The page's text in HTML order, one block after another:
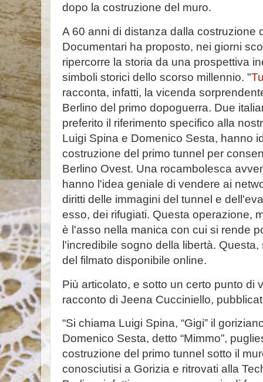
dopo la costruzione del muro.
A 60 anni di distanza dalla costruzione
Documentari ha proposto, nei giorni
ripercorre la storia da una prospettiva
simboli storici dello scorso millennio. "
racconta, infatti, la vicenda
Berlino del primo dopoguerra. Due
preferito il riferimento specifico alla
Luigi Spina e Domenico Sesta, hanno
costruzione del primo tunnel per
Berlino Ovest. Una rocambolesca
hanno l'idea geniale di vendere ai
diritti delle immagini del tunnel e
esso, dei rifugiati. Questa operazione,
è l'asso nella manica con cui si rende
l'incredibile sogno della libertà.
del filmato disponibile online.
Più articolato, e sotto un certo punto di
racconto di Jeena Cucciniello,
“Si chiama Luigi Spina, “Gigi” il
Domenico Sesta, detto “Mimmo”,
costruzione del primo tunnel sotto il
conosciutisi a Gorizia e ritrovati alla